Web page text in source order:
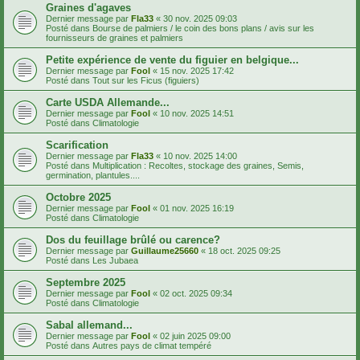
Graines d'agaves
Dernier message par Fla33 « 30 nov. 2025 09:03
Posté dans Bourse de palmiers / le coin des bons plans / avis sur les
fournisseurs de graines et palmiers
Petite expérience de vente du figuier en belgique...
Dernier message par Fool « 15 nov. 2025 17:42
Posté dans Tout sur les Ficus (figuiers)
Carte USDA Allemande...
Dernier message par Fool « 10 nov. 2025 14:51
Posté dans Climatologie
Scarification
Dernier message par Fla33 « 10 nov. 2025 14:00
Posté dans Multiplication : Recoltes, stockage des graines, Semis,
germination, plantules....
Octobre 2025
Dernier message par Fool « 01 nov. 2025 16:19
Posté dans Climatologie
Dos du feuillage brûlé ou carence?
Dernier message par Guillaume25660 « 18 oct. 2025 09:25
Posté dans Les Jubaea
Septembre 2025
Dernier message par Fool « 02 oct. 2025 09:34
Posté dans Climatologie
Sabal allemand...
Dernier message par Fool « 02 juin 2025 09:00
Posté dans Autres pays de climat tempéré